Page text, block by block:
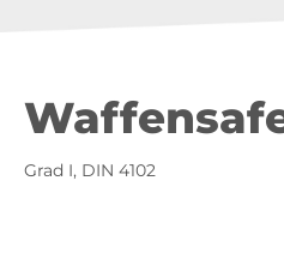
Grad I, DIN 4102